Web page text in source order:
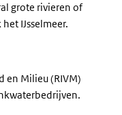
grote rivieren of
IJsselmeer.
en Milieu (RIVM)